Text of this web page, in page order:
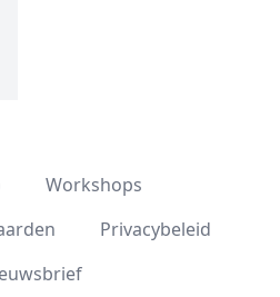
Workshops
Privacybeleid